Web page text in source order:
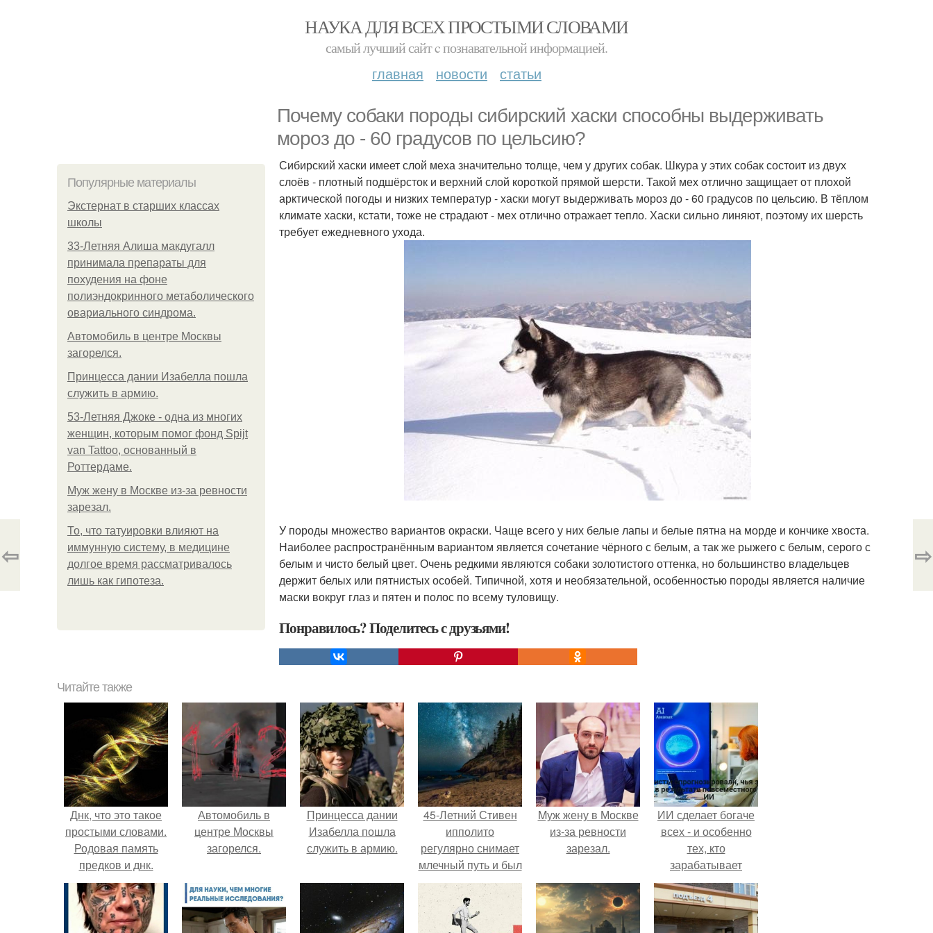
НАУКА ДЛЯ ВСЕХ ПРОСТЫМИ СЛОВАМИ
самый лучший сайт c познавательной информацией.
главная новости статьи
Почему собаки породы сибирский хаски способны выдерживать
мороз до - 60 градусов по цельсию?
Популярные материалы
Экстернат в старших классах
школы
33-Летняя Алиша макдугалл
принимала препараты для
похудения на фоне
полиэндокринного метаболического
овариального синдрома.
Автомобиль в центре Москвы
загорелся.
Принцесса дании Изабелла пошла
служить в армию.
53-Летняя Джоке - одна из многих
женщин, которым помог фонд Spijt
van Tattoo, основанный в
Роттердаме.
Mуж жену в Москве из-за ревности
зарезал.
То, что татуировки влияют на
иммунную систему, в медицине
долгое время рассматривалось
лишь как гипотеза.
Сибирский хаски имеет слой меха значительно толще, чем у других собак. Шкура у этих собак состоит из двух
слоёв - плотный подшёрсток и верхний слой короткой прямой шерсти. Такой мех отлично защищает от плохой
арктической погоды и низких температур - хаски могут выдерживать мороз до - 60 градусов по цельсию. В тёплом
климате хаски, кстати, тоже не страдают - мех отлично отражает тепло. Хаски сильно линяют, поэтому их шерсть
требует ежедневного ухода.
У породы множество вариантов окраски. Чаще всего у них белые лапы и белые пятна на морде и кончике хвоста.
Наиболее распространённым вариантом является сочетание чёрного с белым, а так же рыжего с белым, серого с
белым и чисто белый цвет. Очень редкими являются собаки золотистого оттенка, но большинство владельцев
держит белых или пятнистых особей. Типичной, хотя и необязательной, особенностью породы является наличие
маски вокруг глаз и пятен и полос по всему туловищу.
Понравилось? Поделитесь с друзьями!
⇦ ⇨
Читайте также
Днк, что это такое
простыми словами.
Родовая память
предков и днк.
Автомобиль в
центре Москвы
загорелся.
Принцесса дании
Изабелла пошла
служить в армию.
45-Летний Стивен
ипполито
регулярно снимает
млечный путь и был
приятно удивлен,
обнаружив на
одной из
Mуж жену в Москве
из-за ревности
зарезал.
ИИ сделает богаче
всех - и особенно
тех, кто
зарабатывает
меньше всего.